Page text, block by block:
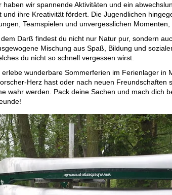
haben wir spannende Aktivitäten und ein
und ihre Kreativität fördert. Die Jugendlichen
Teamspielen und unvergesslichen
Darß findest du nicht nur Natur pur, sondern
Mischung aus Spaß, Bildung und
du nicht so schnell vergessen wirst.
wunderbare Sommerferien im Ferienlager in
Herz hast oder nach neuen Freundschaften
wahr werden. Pack deine Sachen und mach dich